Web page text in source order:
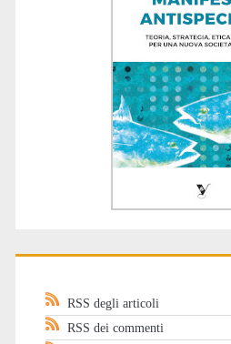
RSS degli articoli
RSS dei commenti